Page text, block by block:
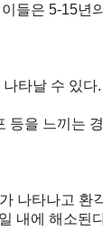
들은 5-15년
날 수 있다.
느끼는 경
나타나고 환
내에 해소된